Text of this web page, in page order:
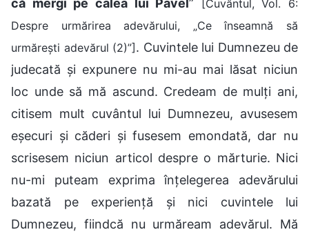
[Cuvântul, Vol. 6:
Despre urmărirea adevărului, „Ce înseamnă să
urmărești adevărul (2)”]. Cuvintele lui Dumnezeu de
judecată și expunere nu mi-au mai lăsat niciun
loc unde să mă ascund. Credeam de mulți ani,
citisem mult cuvântul lui Dumnezeu, avusesem
eșecuri și căderi și fusesem emondată, dar nu
scrisesem niciun articol despre o mărturie. Nici
nu-mi puteam exprima înțelegerea adevărului
bazată pe experiență și nici cuvintele lui
Dumnezeu, fiindcă nu urmăream adevărul. Mă